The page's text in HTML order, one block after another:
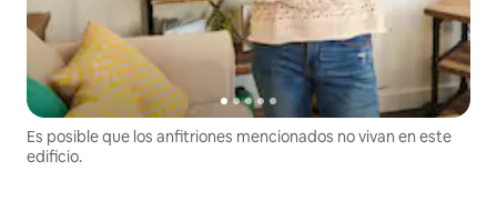
Es posible que los anfitriones mencionados no vivan en este
edificio.